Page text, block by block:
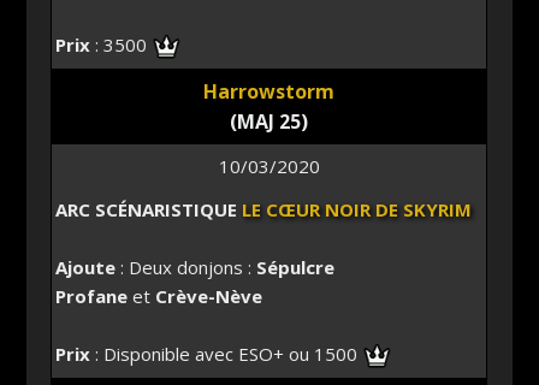
Prix: 3500
Harrowstorm
(MAJ 25)
10/03/2020
ARC SCÉNARISTIQUE LE CŒUR NOIR DE SKYRIM
Ajoute: Deux donjons : Sépulcre
Profaneet Crève-Nève
Prix: Disponible avec ESO+ ou 1500